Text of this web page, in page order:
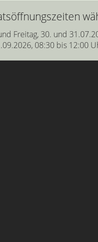
Freitag, 30. und
08:30 bis 12:00